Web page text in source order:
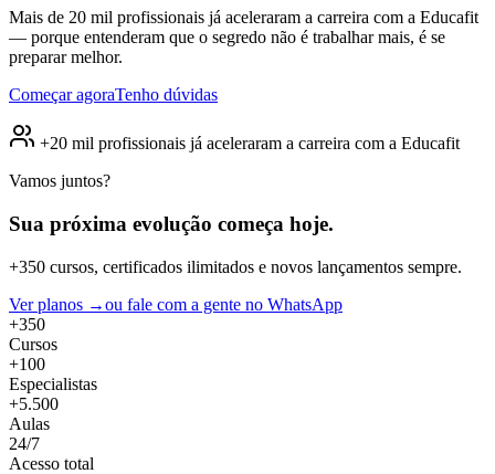
Mais de 20 mil profissionais já aceleraram a carreira com a Educafit
— porque entenderam que o segredo não é trabalhar mais, é se
preparar melhor.
Começar agoraTenho dúvidas
+20 mil profissionais já aceleraram a carreira com a Educafit
Vamos juntos?
Sua próxima evolução começa hoje.
+350 cursos, certificados ilimitados e novos lançamentos sempre.
Ver planos →ou fale com a gente no WhatsApp
+350
Cursos
+100
Especialistas
+5.500
Aulas
24/7
Acesso total